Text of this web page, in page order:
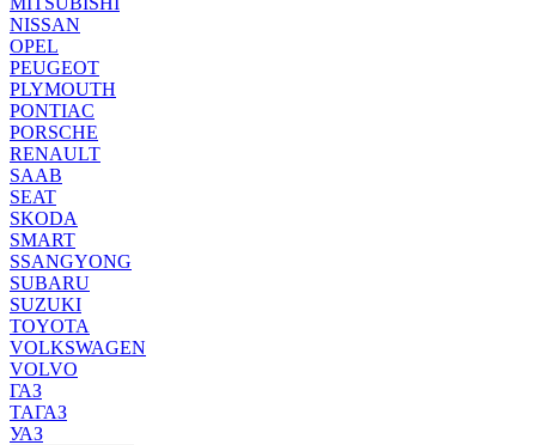
NISSAN
OPEL
PEUGEOT
PLYMOUTH
PONTIAC
PORSCHE
RENAULT
SAAB
SEAT
SKODA
SMART
SSANGYONG
SUBARU
SUZUKI
TOYOTA
VOLKSWAGEN
VOLVO
ГАЗ
ТАГАЗ
УАЗ